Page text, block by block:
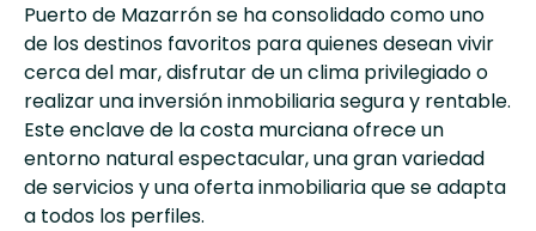
Puerto de Mazarrón se ha consolidado como uno
de los destinos favoritos para quienes desean vivir
cerca del mar, disfrutar de un clima privilegiado o
realizar una inversión inmobiliaria segura y rentable.
Este enclave de la costa murciana ofrece un
entorno natural espectacular, una gran variedad
de servicios y una oferta inmobiliaria que se adapta
a todos los perfiles.